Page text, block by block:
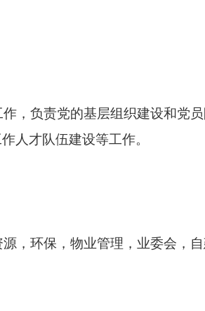
，负责党的基层组织建设和党
人才队伍建设等工作。
，环保，物业管理，业委会，